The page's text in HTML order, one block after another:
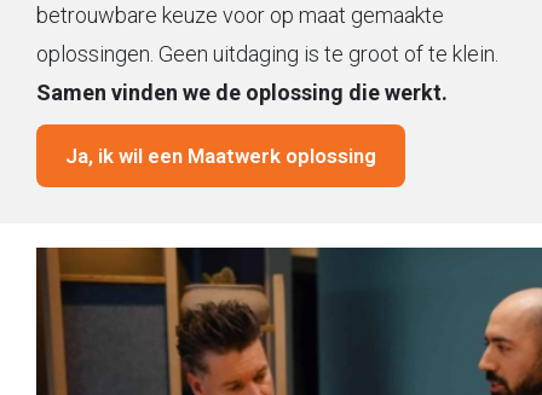
betrouwbare keuze voor op maat gemaakte
oplossingen. Geen uitdaging is te groot of te klein.
Samen vinden we de oplossing die werkt.
Ja, ik wil een Maatwerk oplossing